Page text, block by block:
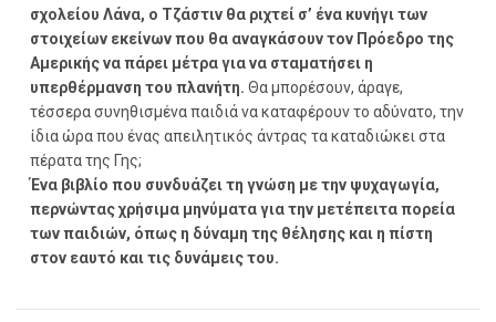
σχολείου Λάνα, ο Τζάστιν θα ριχτεί σ’ ένα κυνήγι των
στοιχείων εκείνων που θα αναγκάσουν τον Πρόεδρο της
Αμερικής να πάρει μέτρα για να σταματήσει η
υπερθέρμανση του πλανήτη. Θα μπορέσουν, άραγε,
τέσσερα συνηθισμένα παιδιά να καταφέρουν το αδύνατο, την
ίδια ώρα που ένας απειλητικός άντρας τα καταδιώκει στα
πέρατα της Γης;
Ένα βιβλίο που συνδυάζει τη γνώση με την ψυχαγωγία,
περνώντας χρήσιμα μηνύματα για την μετέπειτα πορεία
των παιδιών, όπως η δύναμη της θέλησης και η πίστη
στον εαυτό και τις δυνάμεις του.